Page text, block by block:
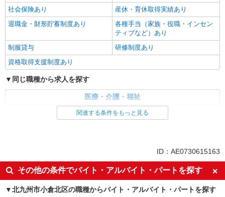
社会保険あり
産休・育休取得実績あり
退職金・財形貯蓄制度あり
各種手当（家族・役職・インセン
ティブなど）あり
制服貸与
研修制度あり
資格取得支援制度あり
同じ職種から求人を探す
医療・介護・福祉
ボーナス・賞与あり
車通勤OK
交通費支給
社会保険あり
産休・育休取得実績あり
関連する条件をもっと見る
ID：AE0730615163
その他の条件でバイト・アルバイト・パートを探す
北九州市小倉北区の職種からバイト・アルバイト・パートを探す